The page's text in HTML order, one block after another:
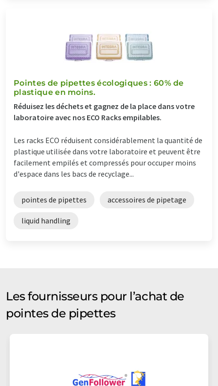
Pointes de pipettes écologiques : 60% de
plastique en moins.
Réduisez les déchets et gagnez de la place dans votre
laboratoire avec nos ECO Racks empilables.
Les racks ECO réduisent considérablement la quantité de
plastique utilisée dans votre laboratoire et peuvent être
facilement empilés et compressés pour occuper moins
d'espace dans les bacs de recyclage...
pointes de pipettes accessoires de pipetage
liquid handling
Les fournisseurs pour l’achat de
pointes de pipettes